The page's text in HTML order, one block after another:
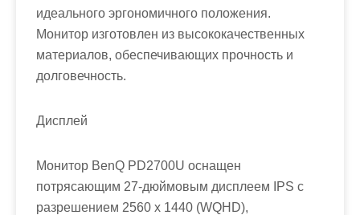
идеального эргономичного положения.
Монитор изготовлен из высококачественных
материалов, обеспечивающих прочность и
долговечность.
Дисплей
Монитор BenQ PD2700U оснащен
потрясающим 27-дюймовым дисплеем IPS с
разрешением 2560 x 1440 (WQHD),